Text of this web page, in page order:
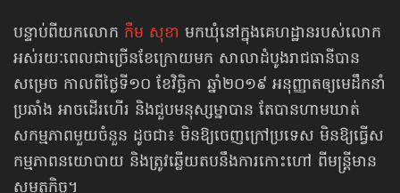
បន្ទាប់ពីយកលោក កឹម សុខា មកឃុំនៅក្នុងគេហដ្ឋានរបស់លោក
អស់រយៈពេល​ជាច្រើន​ខែក្រោយមក សាលាដំបូងរាជធានីបាន
សម្រេច កាលពីថ្ងៃទី១០ ខែវិច្ឆិកា ឆ្នាំ២០១៩ អនុញ្ញាត​​ឲ្យមេដឹកនាំ
ប្រឆាំង អាចដើរហើរ និងជួបមនុស្សម្នាបាន តែបានហាមឃាត់​
សកម្មភាពមួយចំនួន ដូចជា៖ មិនឱ្យចេញក្រៅប្រទេស មិនឱ្យធ្វើស
កម្មភាពនយោបាយ និងត្រូវឆ្លើយតបនឹងការកោះហៅ ពីមន្ត្រីមាន